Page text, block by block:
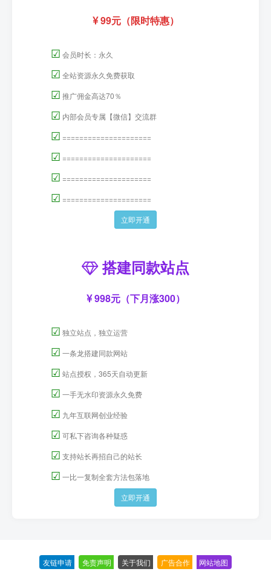
99元（限时特惠）
☑ 会员时长：永久
☑ 全站资源永久免费获取
☑ 推广佣金高达70％
☑ 内部会员专属【微信】交流群
☑ =====================
☑ =====================
☑ =====================
☑ =====================
立即开通
搭建同款站点
998元（下月涨300）
☑ 独立站点，独立运营
☑ 一条龙搭建同款网站
☑ 站点授权，365天自动更新
☑ 一手无水印资源永久免费
☑ 九年互联网创业经验
☑ 可私下咨询各种疑惑
☑ 支持站长再招自己的站长
☑ 一比一复制全套方法包落地
立即开通
友链申请 免责声明 关于我们 广告合作 网站地图